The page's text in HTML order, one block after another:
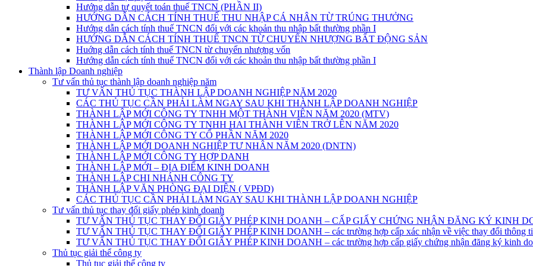
Hướng dẫn tự quyết toán thuế TNCN (PHẦN II)
HƯỚNG DẪN CÁCH TÍNH THUẾ THU NHẬP CÁ NHÂN TỪ TRÚNG THƯỞNG
Hướng dẫn cách tính thuế TNCN đối với các khoản thu nhập bất thường phần I
HƯỚNG DẪN CÁCH TÍNH THUẾ TNCN TỪ CHUYỂN NHƯỢNG BẤT ĐỘNG SẢN
Huớng dẫn cách tính thuế TNCN từ chuyển nhượng vốn
Hướng dẫn cách tính thuế TNCN đối với các khoản thu nhập bất thường phần I
Thành lập Doanh nghiệp
Tư vấn thủ tục thành lập doanh nghiệp năm
TƯ VẤN THỦ TỤC THÀNH LẬP DOANH NGHIỆP NĂM 2020
CÁC THỦ TỤC CẦN PHẢI LÀM NGAY SAU KHI THÀNH LẬP DOANH NGHIỆP
THÀNH LẬP MỚI CÔNG TY TNHH MỘT THÀNH VIÊN NĂM 2020 (MTV)
THÀNH LẬP MỚI CÔNG TY TNHH HAI THÀNH VIÊN TRỞ LÊN NĂM 2020
THÀNH LẬP MỚI CÔNG TY CỔ PHẦN NĂM 2020
THÀNH LẬP MỚI DOANH NGHIỆP TƯ NHÂN NĂM 2020 (DNTN)
THÀNH LẬP MỚI CÔNG TY HỢP DANH
THÀNH LẬP MỚI – ĐỊA ĐIỂM KINH DOANH
THÀNH LẬP CHI NHÁNH CÔNG TY
THÀNH LẬP VĂN PHÒNG ĐẠI DIỆN ( VPĐD)
CÁC THỦ TỤC CẦN PHẢI LÀM NGAY SAU KHI THÀNH LẬP DOANH NGHIỆP
Tư vấn thủ tục thay đổi giấy phép kinh doanh
TƯ VẤN THỦ TỤC THAY ĐỔI GIẤY PHÉP KINH DOANH – CẤP GIẤY CHỨNG NHẬN ĐĂNG KÝ KINH
TƯ VẤN THỦ TỤC THAY ĐỔI GIẤY PHÉP KINH DOANH – các trường hợp cấp xác nhận về việc thay đổi thông
TƯ VẤN THỦ TỤC THAY ĐỔI GIẤY PHÉP KINH DOANH – các trường hợp cấp giấy chứng nhận đăng ký kinh
Thủ tục giải thể công ty
Thủ tục giải thể công ty